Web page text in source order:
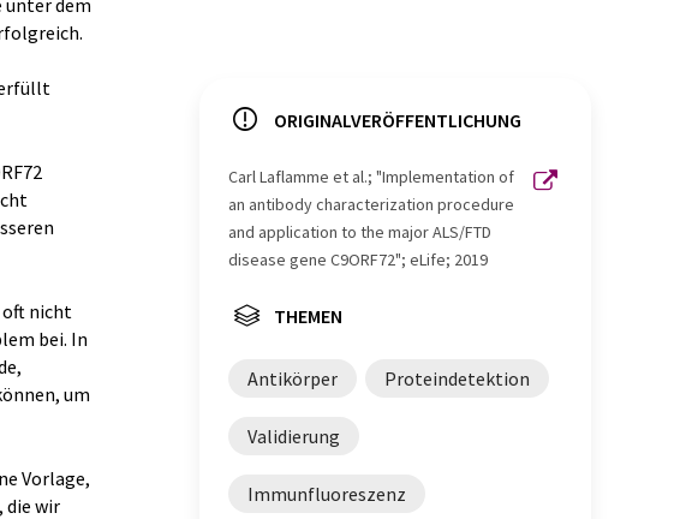
oft nicht
bei. In
um
Vorlage,
die wir
ORIGINALVERÖFFENTLICHUNG
Carl Laflamme et al.; "Implementation of
an antibody characterization procedure
and application to the major ALS/FTD
disease gene C9ORF72"; eLife; 2019
THEMEN
Antikörper Proteindetektion
Validierung
Immunfluoreszenz